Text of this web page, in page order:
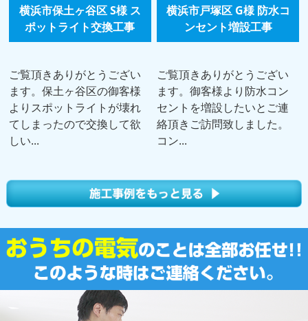
横浜市保土ヶ谷区 S様 ス
ポットライト交換工事
ご覧頂きありがとうござい
ます。保土ヶ谷区の御客様
よりスポットライトが壊れ
てしまったので交換して欲
しい...
横浜市戸塚区 G様 防水コ
ンセント増設工事
ご覧頂きありがとうござい
ます。御客様より防水コン
セントを増設したいとご連
絡頂きご訪問致しました。
コン...